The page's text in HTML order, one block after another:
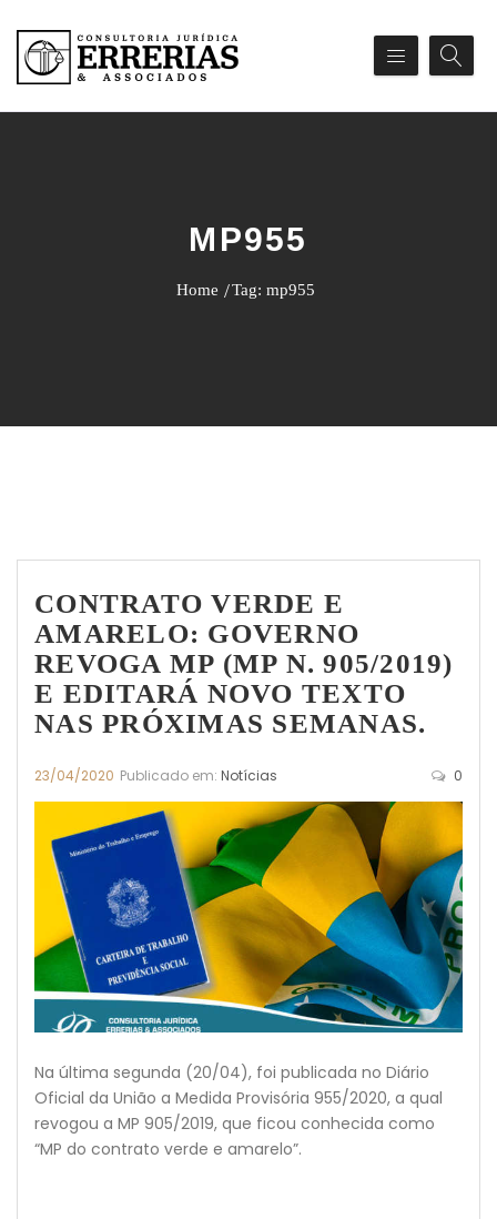
MP955
Home Tag: mp955
CONTRATO VERDE E
AMARELO: GOVERNO
REVOGA MP (MP N. 905/2019)
E EDITARÁ NOVO TEXTO
NAS PRÓXIMAS SEMANAS.
23/04/2020 Publicado em: Notícias 0
Na última segunda (20/04), foi publicada no Diário
Oficial da União a Medida Provisória 955/2020, a qual
revogou a MP 905/2019, que ficou conhecida como
“MP do contrato verde e amarelo”.